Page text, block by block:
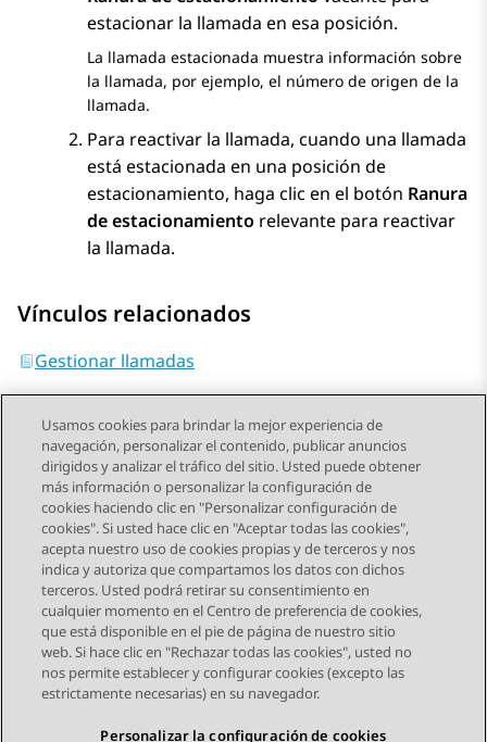
estacionar la llamada en esa posición.
La llamada estacionada muestra información sobre
la llamada, por ejemplo, el número de origen de la
llamada.
Para reactivar la llamada, cuando una llamada
está estacionada en una posición de
estacionamiento, haga clic en el botón Ranura
de estacionamiento relevante para reactivar
la llamada.
Vínculos relacionados
Gestionar llamadas
Send Feedback
Navegación de tema
Tema anterior Tema siguiente
STAY CONNECTED
Usamos cookies para brindar la mejor experiencia de
navegación, personalizar el contenido, publicar anuncios
dirigidos y analizar el tráfico del sitio. Usted puede obtener
más información o personalizar la configuración de
cookies haciendo clic en "Personalizar configuración de
cookies". Si usted hace clic en "Aceptar todas las cookies",
acepta nuestro uso de cookies propias y de terceros y nos
indica y autoriza que compartamos los datos con dichos
terceros. Usted podrá retirar su consentimiento en
cualquier momento en el Centro de preferencia de cookies,
que está disponible en el pie de página de nuestro sitio
web. Si hace clic en "Rechazar todas las cookies", usted no
nos permite establecer y configurar cookies (excepto las
estrictamente necesarias) en su navegador.
Personalizar la configuración de cookies